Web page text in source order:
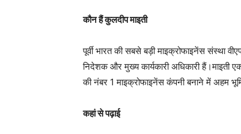
कौन हैं कुलदीप माइती
पूर्वी भारत की सबसे बड़ी माइक्रोफाइनेंस संस्था
निदेशक और मुख्य कार्यकारी अधिकारी हैं।माइती
की नंबर 1 माइक्रोफाइनेंस कंपनी बनाने में अहम
कहां से पढ़ाई